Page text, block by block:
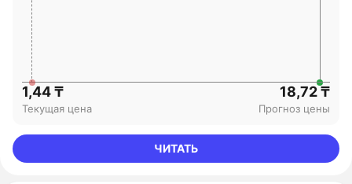
1,44 ₸
Текущая цена
18,72 ₸
Прогноз цены
ЧИТАТЬ